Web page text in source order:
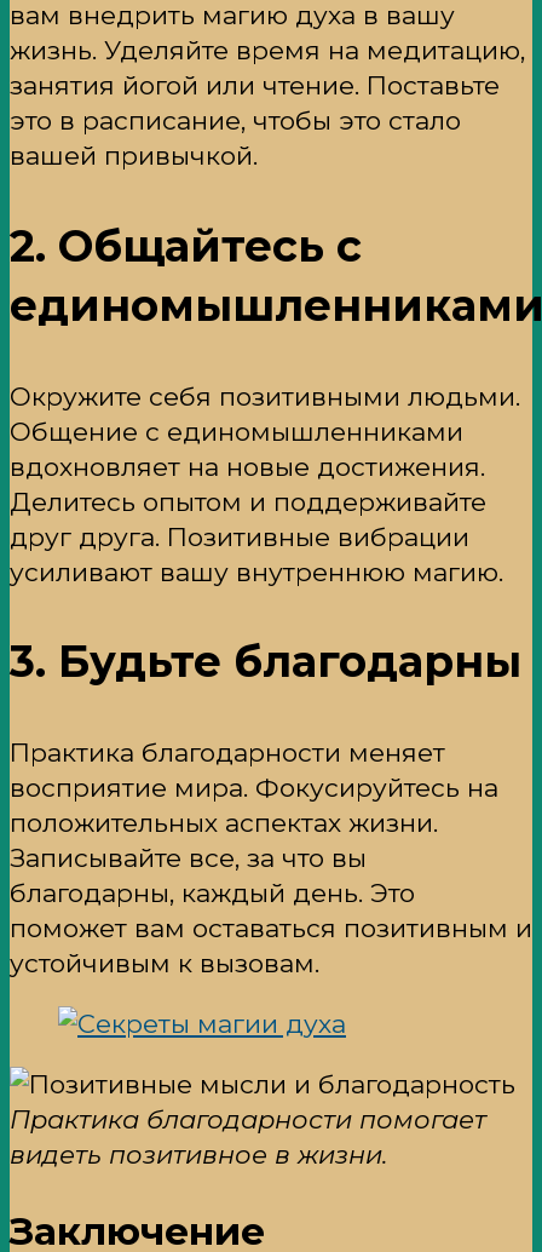
вам внедрить магию духа в вашу
жизнь. Уделяйте время на медитацию,
занятия йогой или чтение. Поставьте
это в расписание, чтобы это стало
вашей привычкой.
2. Общайтесь с
Окружите себя позитивными людьми.
Общение с единомышленниками
вдохновляет на новые достижения.
Делитесь опытом и поддерживайте
друг друга. Позитивные вибрации
усиливают вашу внутреннюю магию.
3. Будьте благодарны
Практика благодарности меняет
восприятие мира. Фокусируйтесь на
положительных аспектах жизни.
Записывайте все, за что вы
благодарны, каждый день. Это
поможет вам оставаться позитивным и
устойчивым к вызовам.
Практика благодарности помогает
видеть позитивное в жизни.
Заключение